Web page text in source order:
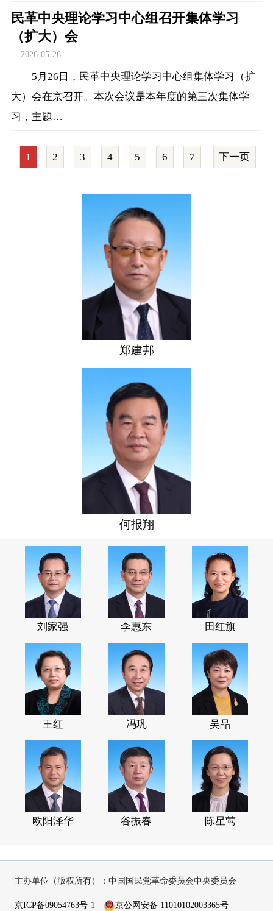
民革中央理论学习中心组召开集体学习
（扩大）会
2026-05-26
5月26日，民革中央理论学习中心组集体学习（扩
大）会在京召开。本次会议是本年度的第三次集体学
习，主题…
1 2 3 4 5 6 7 下一页
郑建邦
何报翔
刘家强 李惠东 田红旗
王红 冯巩 吴晶
欧阳泽华 谷振春 陈星莺
主办单位（版权所有）：中国国民党革命委员会中央委员会
京ICP备09054763号-1 京公网安备 11010102003365号